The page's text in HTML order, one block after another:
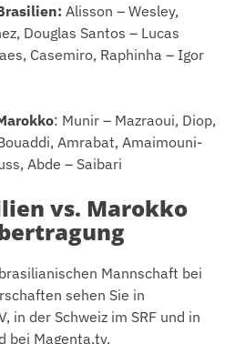
Alisson – Wesley,
Douglas Santos – Lucas
Casemiro, Raphinha – Igor
: Munir – Mazraoui, Diop,
Amrabat, Amaimouni-
Abde – Saibari
vs. Marokko
Mannschaft bei
sehen Sie in
in der Schweiz im SRF und in
bei Magenta.tv.